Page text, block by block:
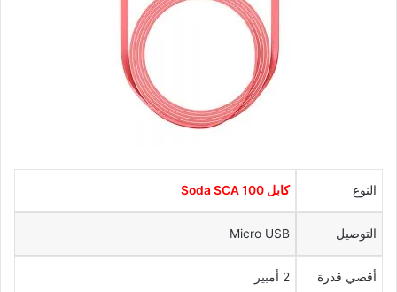
النوع كابل Soda SCA 100
التوصيل Micro USB
أقصي قدرة 2 أمبير